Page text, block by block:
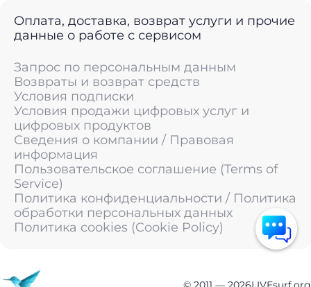
Оплата, доставка, возврат услуги и прочие
данные о работе с сервисом
Запрос по персональным данным
Возвраты и возврат средств
Условия подписки
Условия продажи цифровых услуг и
цифровых продуктов
Сведения о компании / Правовая
информация
Пользовательское соглашение (Terms of
Service)
Политика конфиденциальности / Политика
обработки персональных данных
Политика cookies (Cookie Policy)